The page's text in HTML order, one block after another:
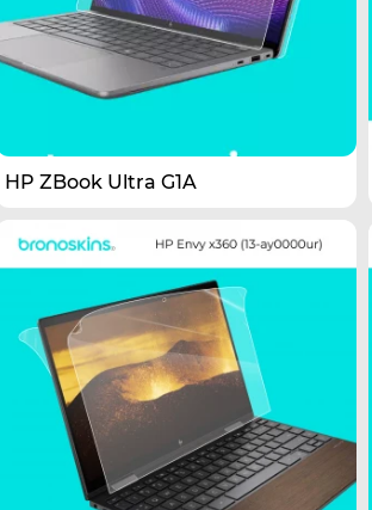
HP ZBook Ultra G1A